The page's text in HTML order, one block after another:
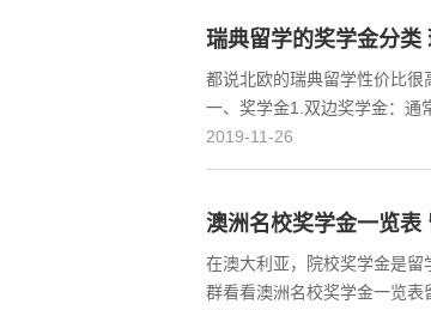
瑞典留学的奖学金分类
都说北欧的瑞典留学性价比很
一、奖学金1.双边奖学金：通
2019-11-26
澳洲名校奖学金一览表
在澳大利亚，院校奖学金是
群看看澳洲名校奖学金一览